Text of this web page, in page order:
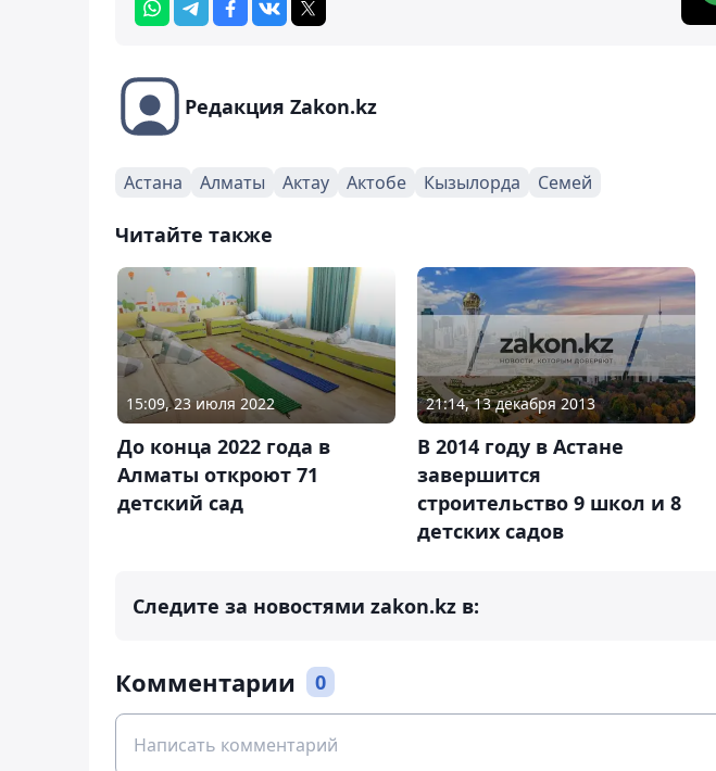
Редакция Zakon.kz
Астана Алматы Актау Актобе Кызылорда Семей
Читайте также
15:09, 23 июля 2022
До конца 2022 года в
Алматы откроют 71
детский сад
21:14, 13 декабря 2013
В 2014 году в Астане
завершится
строительство 9 школ и 8
детских садов
Следите за новостями zakon.kz в:
Комментарии 0